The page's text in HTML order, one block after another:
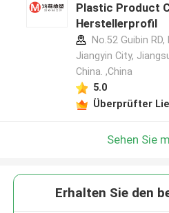
Plastic Product
Herstellerprofil
No.52 Guibin
Jiangyin City,
China. ,China
5.0
Überprüfter
Sehen Sie
Erhalten Sie den